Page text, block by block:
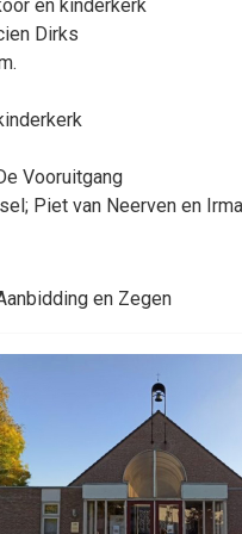
en kinderkerk
Dirks
Vooruitgang
Piet van Neerven en
en Zegen